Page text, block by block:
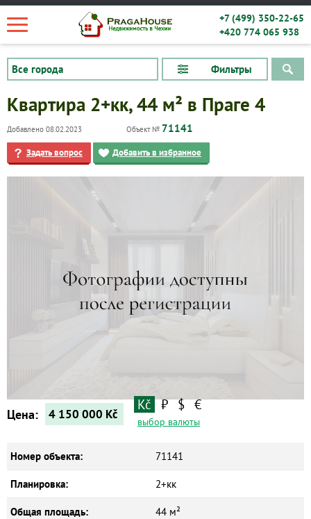
+7 (499) 350-22-65
+420 774 065 938
Фильтры
Квартиры
Квартира 2+кк, 44 м² в Праге 4
Добавлено 08.02.2023 Объект № 71141
Задать вопрос Добавить в избранное
Цена: 4 150 000 Kč
Kč ₽ $ €
выбор валюты
Номер объекта: 71141
Планировка: 2+кк
Общая площадь: 44 м²